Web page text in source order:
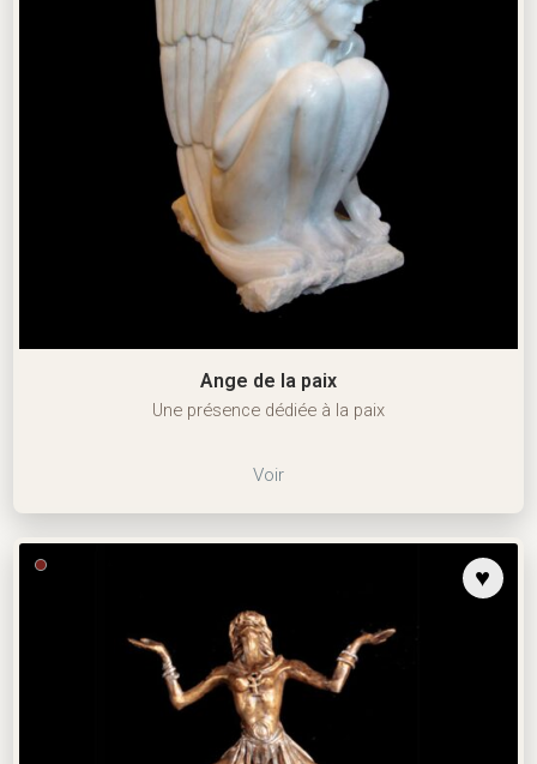
Ange de la paix
Une présence dédiée à la paix
Voir